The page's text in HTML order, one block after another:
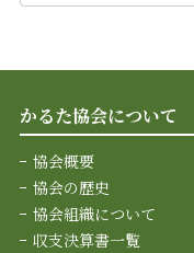
かるた協会について
協会概要
協会の歴史
協会組織について
収支決算書一覧